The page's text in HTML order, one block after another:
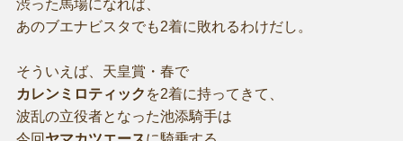
渋った馬場になれば、
あのブエナビスタでも2着に敗れるわけだし。
そういえば、天皇賞・春で
カレンミロティック を2着に持ってきて、
波乱の立役者となった池添騎手は